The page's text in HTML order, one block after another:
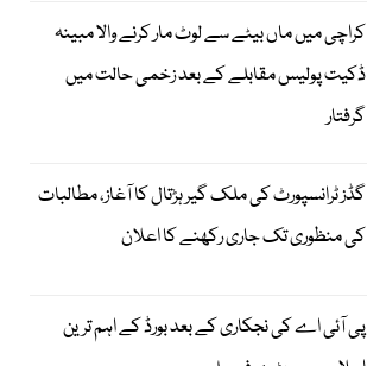
کراچی میں ماں بیٹے سے لوٹ مار کرنے والا مبینہ
ڈکیت پولیس مقابلے کے بعد زخمی حالت میں
گرفتار
گڈز ٹرانسپورٹ کی ملک گیر ہڑتال کا آغاز، مطالبات
کی منظوری تک جاری رکھنے کا اعلان
پی آئی اے کی نجکاری کے بعد بورڈ کے اہم ترین